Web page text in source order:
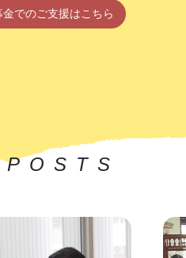
でのご支援はこちら
POSTS